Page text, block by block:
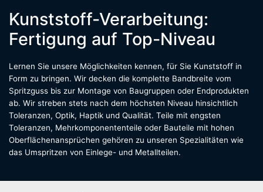
Kunststoff-Verarbeitung:
Fertigung auf Top-Niveau
Lernen Sie unsere Möglichkeiten kennen, für Sie Kunststoff in
Form zu bringen. Wir decken die komplette Bandbreite vom
Spritzguss bis zur Montage von Baugruppen oder Endprodukten
ab. Wir streben stets nach dem höchsten Niveau hinsichtlich
Toleranzen, Optik, Haptik und Qualität. Teile mit engsten
Toleranzen, Mehrkomponententeile oder Bauteile mit hohen
Oberflächenansprüchen gehören zu unseren Spezialitäten wie
das Umspritzen von Einlege- und Metallteilen.